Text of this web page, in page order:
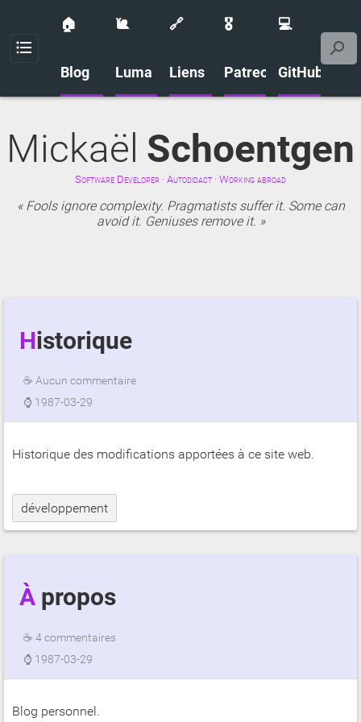
Menu
🏠
Blog
🐌
Luma
🔗
Liens
🎖️
Patreon
💻
GitHub
Mickaël Schoentgen
Software Developer · Autodidact · Working abroad
Fools ignore complexity. Pragmatists suffer it. Some can
avoid it. Geniuses remove it.
Historique
☕ Aucun commentaire
⌚ 1987-03-29
Historique des modifications apportées à ce site web.
développement
À propos
☕ 4 commentaires
⌚ 1987-03-29
Blog personnel.